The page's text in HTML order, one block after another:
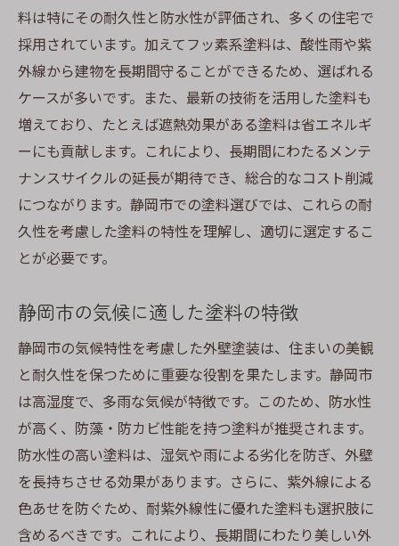
料は特にその耐久性と防水性が評価され、多くの住宅で
採用されています。加えてフッ素系塗料は、酸性雨や紫
外線から建物を長期間守ることができるため、選ばれる
ケースが多いです。また、最新の技術を活用した塗料も
増えており、たとえば遮熱効果がある塗料は省エネルギ
ーにも貢献します。これにより、長期間にわたるメンテ
ナンスサイクルの延長が期待でき、総合的なコスト削減
につながります。静岡市での塗料選びでは、これらの耐
久性を考慮した塗料の特性を理解し、適切に選定するこ
とが必要です。
静岡市の気候に適した塗料の特徴
静岡市の気候特性を考慮した外壁塗装は、住まいの美観
と耐久性を保つために重要な役割を果たします。静岡市
は高湿度で、多雨な気候が特徴です。このため、防水性
が高く、防藻・防カビ性能を持つ塗料が推奨されます。
防水性の高い塗料は、湿気や雨による劣化を防ぎ、外壁
を長持ちさせる効果があります。さらに、紫外線による
色あせを防ぐため、耐紫外線性に優れた塗料も選択肢に
含めるべきです。これにより、長期間にわたり美しい外